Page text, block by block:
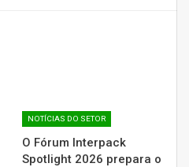
NOTÍCIAS DO SETOR
O Fórum Interpack
Spotlight 2026 prepara o